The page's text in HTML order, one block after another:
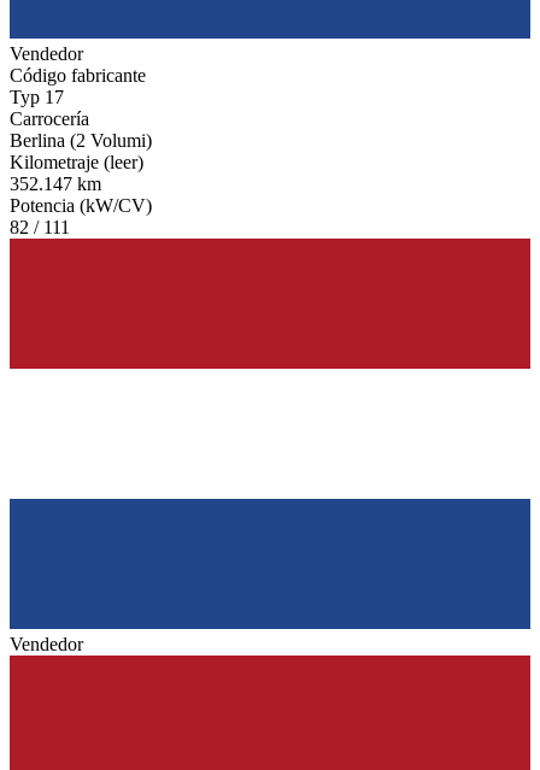
Vendedor
Código fabricante
Typ 17
Carrocería
Berlina (2 Volumi)
Kilometraje (leer)
352.147 km
Potencia (kW/CV)
82 / 111
Vendedor